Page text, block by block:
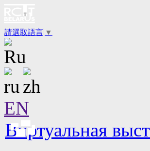
請選取語言 ▼
EN
Виртуальная